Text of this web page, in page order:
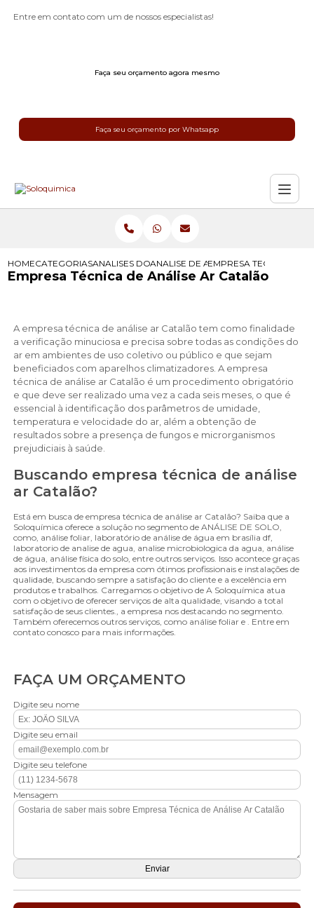
Entre em contato com um de nossos especialistas!
Faça seu orçamento agora mesmo
Faça seu orçamento por Whatsapp
HOMECATEGORIASANALISES DO ARANALISE DE AR INTERIOR
EMPRESA TECNICA DE
Empresa Técnica de Análise Ar Catalão
A empresa técnica de análise ar Catalão tem como finalidade
a verificação minuciosa e precisa sobre todas as condições do
ar em ambientes de uso coletivo ou público e que sejam
beneficiados com aparelhos climatizadores. A empresa
técnica de análise ar Catalão é um procedimento obrigatório
e que deve ser realizado uma vez a cada seis meses, o que é
essencial à identificação dos parâmetros de umidade,
temperatura e velocidade do ar, além a obtenção de
resultados sobre a presença de fungos e microrganismos
prejudiciais à saúde.
Buscando empresa técnica de análise
ar Catalão?
Está em busca de empresa técnica de análise ar Catalão? Saiba que a
Soloquímica oferece a solução no segmento de ANÁLISE DE SOLO,
como, análise foliar, laboratório de análise de água em brasília df,
laboratorio de analise de agua, analise microbiologica da agua, análise
de água, análise física do solo, entre outros serviços. Isso acontece graças
aos investimentos da empresa com ótimos profissionais e instalações de
qualidade, buscando sempre a satisfação do cliente e a excelência em
produtos e trabalhos. Carregamos o objetivo de A Soloquímica atua
com o objetivo de oferecer serviços de alta qualidade, visando a total
satisfação de seus clientes., a empresa nos destacando no segmento.
Também oferecemos outros serviços, como análise foliar e . Entre em
contato conosco para mais informações.
FAÇA UM ORÇAMENTO
Digite seu nome
Digite seu email
Digite seu telefone
Mensagem